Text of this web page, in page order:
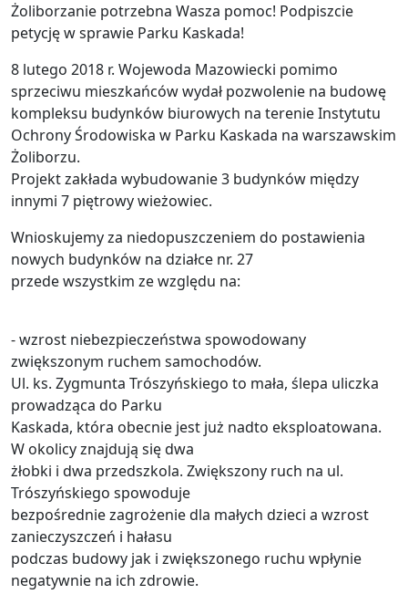
Żoliborzanie potrzebna Wasza pomoc! Podpiszcie
petycję w sprawie Parku Kaskada!
8 lutego 2018 r. Wojewoda Mazowiecki pomimo
sprzeciwu mieszkańców wydał pozwolenie na budowę
kompleksu budynków biurowych na terenie Instytutu
Ochrony Środowiska w Parku Kaskada na warszawskim
Żoliborzu.
Projekt zakłada wybudowanie 3 budynków między
innymi 7 piętrowy wieżowiec.
Wnioskujemy za niedopuszczeniem do postawienia
nowych budynków na działce nr. 27
przede wszystkim ze względu na:
- wzrost niebezpieczeństwa spowodowany
zwiększonym ruchem samochodów.
Ul. ks. Zygmunta Trószyńskiego to mała, ślepa uliczka
prowadząca do Parku
Kaskada, która obecnie jest już nadto eksploatowana.
W okolicy znajdują się dwa
żłobki i dwa przedszkola. Zwiększony ruch na ul.
Trószyńskiego spowoduje
bezpośrednie zagrożenie dla małych dzieci a wzrost
zanieczyszczeń i hałasu
podczas budowy jak i zwiększonego ruchu wpłynie
negatywnie na ich zdrowie.